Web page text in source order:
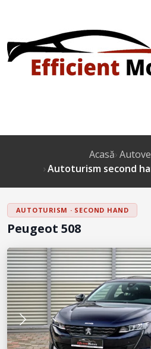
Acasă
Autoturism second
AUTOTURISM · SECOND HAND
Peugeot 508